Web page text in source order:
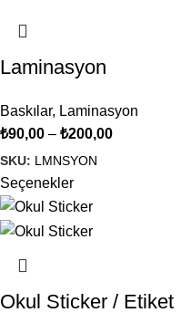
Laminasyon
Baskılar, Laminasyon
₺90,00 – ₺200,00
SKU: LMNSYON
Seçenekler
Okul Sticker / Etiket